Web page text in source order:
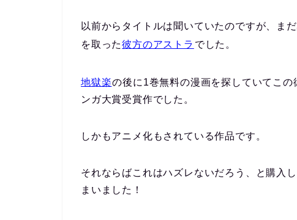
以前からタイトルは聞いていたのですが、ま
を取った彼方のアストラ でした。
地獄楽の後に1巻無料の漫画を探していてこ
ンガ大賞受賞作でした。
しかもアニメ化もされている作品です。
それならばこれはハズレないだろう、と購入
まいました！